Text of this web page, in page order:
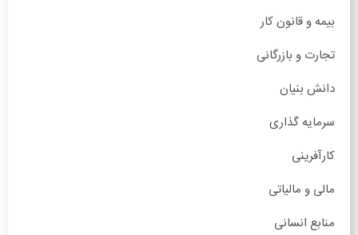
بیمه و قانون کار
تجارت و بازرگانی
دانش بنیان
سرمایه گذاری
کارآفرینی
مالی و مالیاتی
منابع انسانی